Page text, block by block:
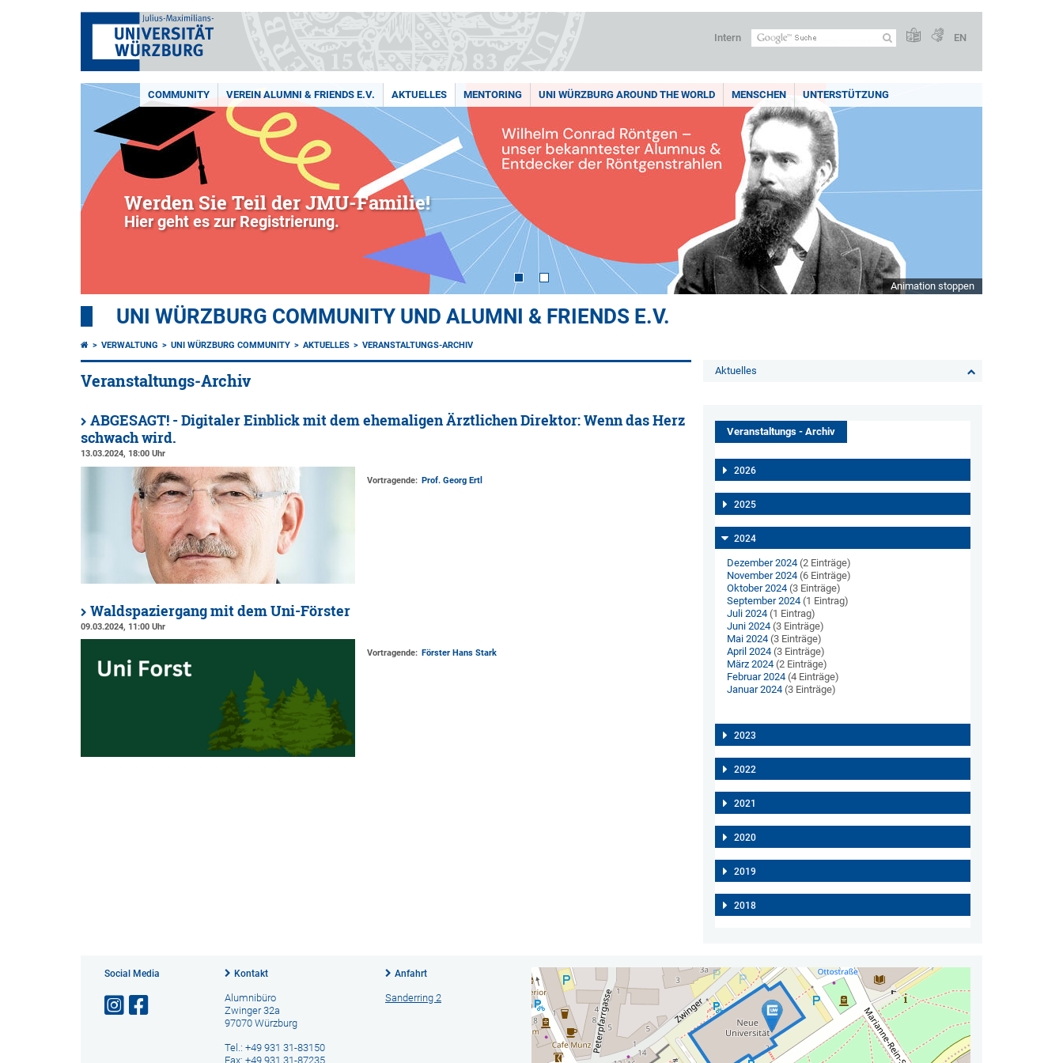
Intern EN
COMMUNITY VEREIN ALUMNI & FRIENDS E.V. AKTUELLES MENTORING UNI WÜRZBURG AROUND THE WORLD MENSCHEN UNTERSTÜTZUNG
Werden Sie Teil der JMU-Familie!
Hier geht es zur Registrierung.
Animation stoppen
UNI WÜRZBURG COMMUNITY UND ALUMNI & FRIENDS E.V.
VERWALTUNG UNI WÜRZBURG COMMUNITY AKTUELLES VERANSTALTUNGS-ARCHIV
Veranstaltungs-Archiv
ABGESAGT! - Digitaler Einblick mit dem ehemaligen Ärztlichen Direktor: Wenn das Herz
schwach wird.
13.03.2024, 18:00 Uhr
Vortragende: Prof. Georg Ertl
Waldspaziergang mit dem Uni-Förster
09.03.2024, 11:00 Uhr
Vortragende: Förster Hans Stark
Aktuelles
Veranstaltungs - Archiv
2026
2025
2024
Dezember 2024(2 Einträge)
November 2024(6 Einträge)
Oktober 2024(3 Einträge)
September 2024(1 Eintrag)
Juli 2024(1 Eintrag)
Juni 2024(3 Einträge)
Mai 2024(3 Einträge)
April 2024(3 Einträge)
März 2024(2 Einträge)
Februar 2024(4 Einträge)
Januar 2024(3 Einträge)
2023
2022
2021
2020
2019
2018
Social Media Kontakt
Alumnibüro
Zwinger 32a
97070 Würzburg
Tel.: +49 931 31-83150
Fax: +49 931 31-87235
Anfahrt
Sanderring 2